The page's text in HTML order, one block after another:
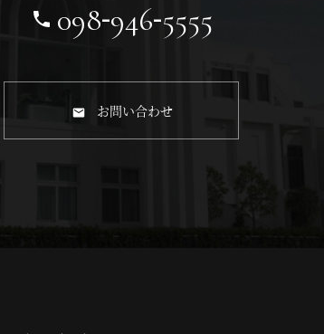
098-946-5555
お問い合わせ